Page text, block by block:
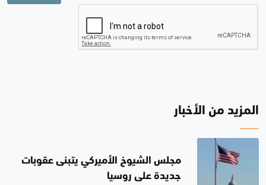
المزيد من الأخبار
مجلس الشيوخ الأميركي يتبنى عقوبات
جديدة على روسيا